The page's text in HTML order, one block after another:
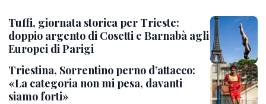
Tuffi, giornata storica per Trieste:
doppio argento di Cosetti e Barnabà agli
Europei di Parigi
Triestina, Sorrentino perno d’attacco:
«La categoria non mi pesa, davanti
siamo forti»